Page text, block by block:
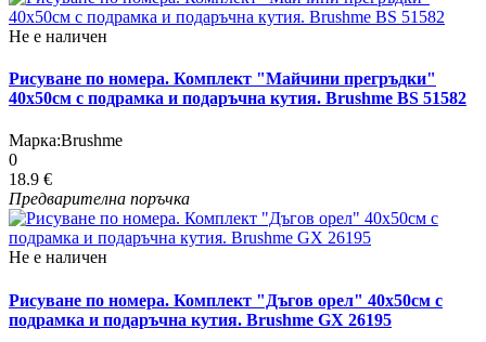
Не е наличен
Рисуване по номера. Комплект "Майчини прегръдки"
40х50см с подрамка и подаръчна кутия. Brushme BS 51582
Марка:Brushme
0
18.9 €
Предварителна поръчка
Не е наличен
Рисуване по номера. Комплект "Дъгов орел" 40х50см с
подрамка и подаръчна кутия. Brushme GX 26195